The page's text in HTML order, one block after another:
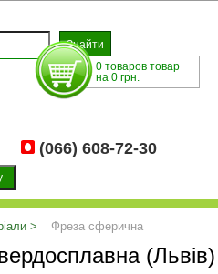
0 товаров товар
на 0 грн.
(066) 608-72-30
Фреза сферична
(Львів)